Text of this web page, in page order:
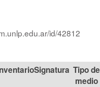
id/42812
Signatura Tipo de
medio